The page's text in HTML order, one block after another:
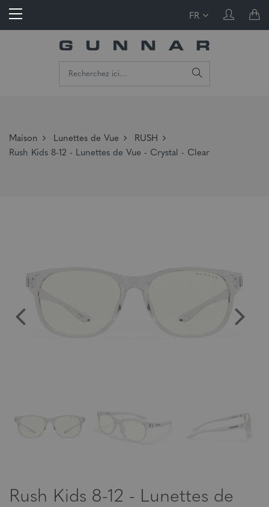
FR
Maison Lunettes de Vue
RUSH
Rush Kids 8-12 - Lunettes de Vue - Crystal - Clear
Rush Kids 8-12 - Lunettes de